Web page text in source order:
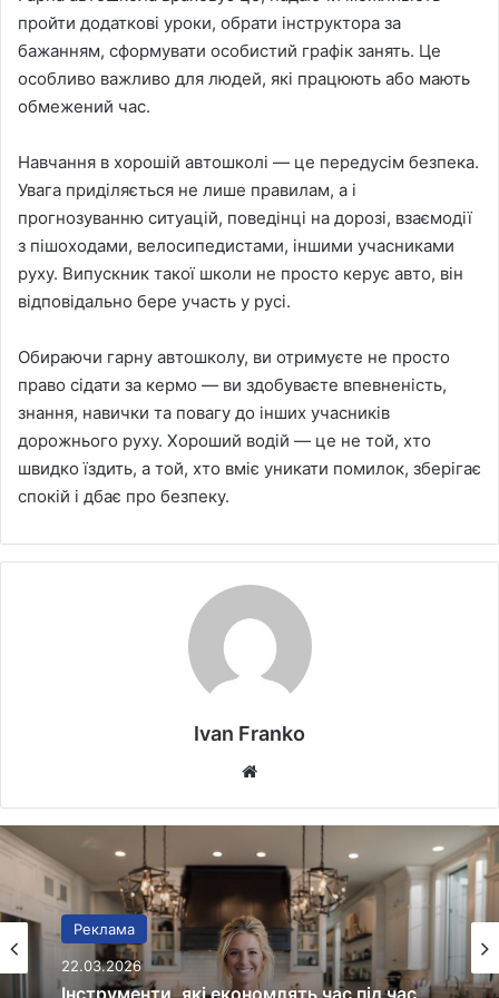
пройти додаткові уроки, обрати інструктора за
бажанням, сформувати особистий графік занять. Це
особливо важливо для людей, які працюють або мають
обмежений час.
Навчання в хорошій автошколі — це передусім безпека.
Увага приділяється не лише правилам, а і
прогнозуванню ситуацій, поведінці на дорозі, взаємодії
з пішоходами, велосипедистами, іншими учасниками
руху. Випускник такої школи не просто керує авто, він
відповідально бере участь у русі.
Обираючи гарну автошколу, ви отримуєте не просто
право сідати за кермо — ви здобуваєте впевненість,
знання, навички та повагу до інших учасників
дорожнього руху. Хороший водій — це не той, хто
швидко їздить, а той, хто вміє уникати помилок, зберігає
спокій і дбає про безпеку.
Ivan Franko
Реклама
Реклама
20.03.2026
Протипожежна безпека без